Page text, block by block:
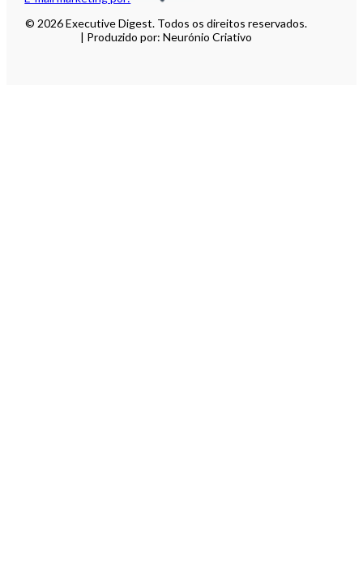
© 2026 Executive Digest. Todos os direitos reservados.
| Produzido por: Neurónio Criativo